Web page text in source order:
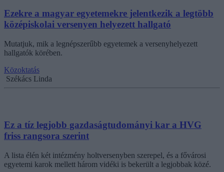
Ezekre a magyar egyetemekre jelentkezik a legtöbb
középiskolai versenyen helyezett hallgató
Mutatjuk, mik a legnépszerűbb egyetemek a versenyhelyezett
hallgatók körében.
Közoktatás
Székács Linda
Ez a tíz legjobb gazdaságtudományi kar a HVG
friss rangsora szerint
A lista élén két intézmény holtversenyben szerepel, és a fővárosi
egyetemi karok mellett három vidéki is bekerült a legjobbak közé.